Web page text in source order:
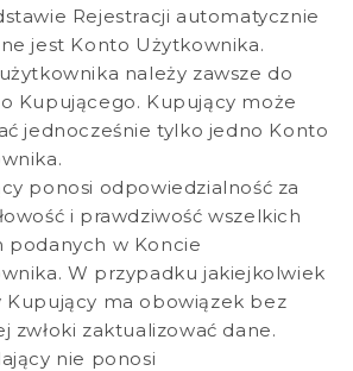
Rejestracji automatycznie
jest Konto Użytkownika.
należy zawsze do
Kupującego. Kupujący może
jednocześnie tylko jedno Konto
ponosi odpowiedzialność za
i prawdziwość wszelkich
podanych w Koncie
W przypadku jakiejkolwiek
Kupujący ma obowiązek bez
zwłoki zaktualizować dane.
nie ponosi